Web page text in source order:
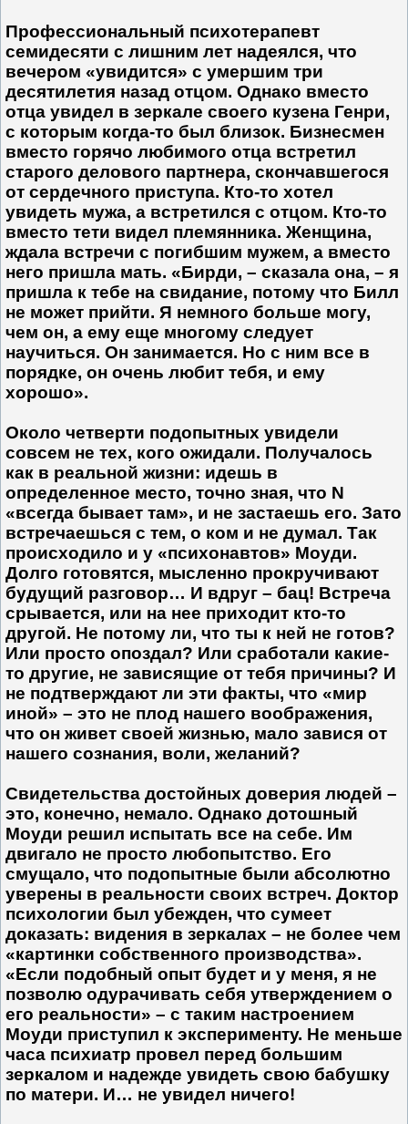
Профессиональный психотерапевт
семидесяти с лишним лет надеялся, что
вечером «увидится» с умершим три
десятилетия назад отцом. Однако вместо
отца увидел в зеркале своего кузена Генри,
с которым когда-то был близок. Бизнесмен
вместо горячо любимого отца встретил
старого делового партнера, скончавшегося
от сердечного приступа. Кто-то хотел
увидеть мужа, а встретился с отцом. Кто-то
вместо тети видел племянника. Женщина,
ждала встречи с погибшим мужем, а вместо
него пришла мать. «Бирди, – сказала она, – я
пришла к тебе на свидание, потому что Билл
не может прийти. Я немного больше могу,
чем он, а ему еще многому следует
научиться. Он занимается. Но с ним все в
порядке, он очень любит тебя, и ему
хорошо».
Около четверти подопытных увидели
совсем не тех, кого ожидали. Получалось
как в реальной жизни: идешь в
определенное место, точно зная, что N
«всегда бывает там», и не застаешь его. Зато
встречаешься с тем, о ком и не думал. Так
происходило и у «психонавтов» Моуди.
Долго готовятся, мысленно прокручивают
будущий разговор… И вдруг – бац! Встреча
срывается, или на нее приходит кто-то
другой. Не потому ли, что ты к ней не готов?
Или просто опоздал? Или сработали какие-
то другие, не зависящие от тебя причины? И
не подтверждают ли эти факты, что «мир
иной» – это не плод нашего воображения,
что он живет своей жизнью, мало завися от
нашего сознания, воли, желаний?
Свидетельства достойных доверия людей –
это, конечно, немало. Однако дотошный
Моуди решил испытать все на себе. Им
двигало не просто любопытство. Его
смущало, что подопытные были абсолютно
уверены в реальности своих встреч. Доктор
психологии был убежден, что сумеет
доказать: видения в зеркалах – не более чем
«картинки собственного производства».
«Если подобный опыт будет и у меня, я не
позволю одурачивать себя утверждением о
его реальности» – с таким настроением
Моуди приступил к эксперименту. Не меньше
часа психиатр провел перед большим
зеркалом и надежде увидеть свою бабушку
по матери. И… не увидел ничего!